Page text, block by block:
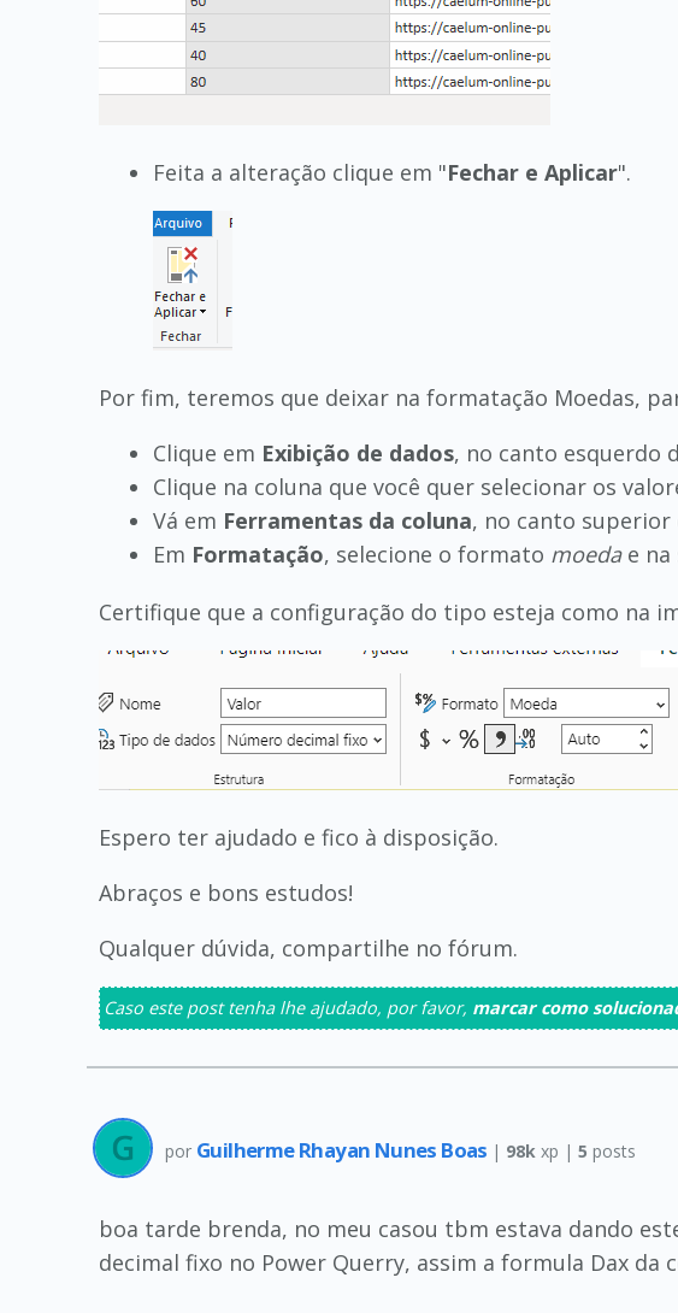
Feita a alteração clique em "Fechar e Aplicar".
Por fim, teremos que deixar na formatação Moedas,
Clique em Exibição de dados, no canto esquerdo
Clique na coluna que você quer selecionar os
Vá em Ferramentas da coluna, no canto superior
Em Formatação, selecione o formato moedae na
Certifique que a configuração do tipo esteja como na
Espero ter ajudado e fico à disposição.
Abraços e bons estudos!
Qualquer dúvida, compartilhe no fórum.
Caso este post tenha lhe ajudado, por favor, marcar como
por Guilherme Rhayan Nunes Boas | 98k xp |5 posts
boa tarde brenda, no meu casou tbm estava dando
decimal fixo no Power Querry, assim a formula Dax da